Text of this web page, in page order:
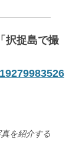
択捉島で撮
を紹介する